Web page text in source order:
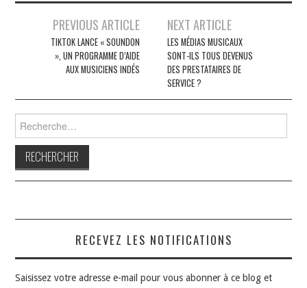
Navigation
articles
PREVIOUS ARTICLE
TIKTOK LANCE « SOUNDON
», UN PROGRAMME D’AIDE
AUX MUSICIENS INDÉS
NEXT ARTICLE
LES MÉDIAS MUSICAUX
SONT-ILS TOUS DEVENUS
DES PRESTATAIRES DE
SERVICE ?
RECEVEZ LES NOTIFICATIONS
Saisissez votre adresse e-mail pour vous abonner à ce blog et